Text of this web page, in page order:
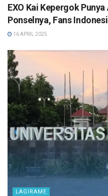
EXO Kai Kepergok
Ponselnya, Fans
16 APRIL 2025
LAGIRAME